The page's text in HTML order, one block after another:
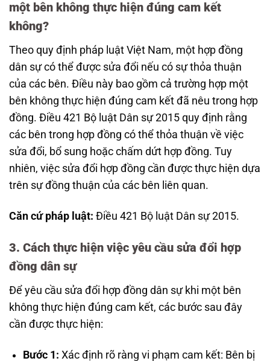
một bên không thực hiện đúng cam kết
không?
Theo quy định pháp luật Việt Nam, một hợp đồng
dân sự có thể được sửa đổi nếu có sự thỏa thuận
của các bên. Điều này bao gồm cả trường hợp một
bên không thực hiện đúng cam kết đã nêu trong hợp
đồng. Điều 421 Bộ luật Dân sự 2015 quy định rằng
các bên trong hợp đồng có thể thỏa thuận về việc
sửa đổi, bổ sung hoặc chấm dứt hợp đồng. Tuy
nhiên, việc sửa đổi hợp đồng cần được thực hiện dựa
trên sự đồng thuận của các bên liên quan.
Căn cứ pháp luật: Điều 421 Bộ luật Dân sự 2015.
3. Cách thực hiện việc yêu cầu sửa đổi hợp
đồng dân sự
Để yêu cầu sửa đổi hợp đồng dân sự khi một bên
không thực hiện đúng cam kết, các bước sau đây
cần được thực hiện:
Bước 1: Xác định rõ ràng vi phạm cam kết: Bên bị